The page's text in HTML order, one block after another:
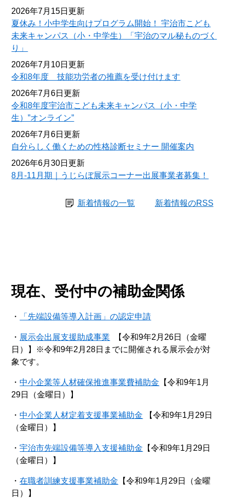
2026年7月15日更新
夏休み！小中学生向けプログラム開始！ 宇治市こども
未来キャンパス（小・中学生）「宇治のマル秘ものづく
り」
2026年7月10日更新
令和8年度 技能功労者の推薦を受け付けます
2026年7月6日更新
令和8年度宇治市こども未来キャンパス（小・中学
生）”オンライン”
2026年7月6日更新
自分らしく働くための性格診断セミナー 開催案内
2026年6月30日更新
8月-11月期｜うじらぼ展示コーナー出展事業者募集！
新着情報の一覧 新着情報のRSS
現在、受付中の補助金関係
・​ 「先端設備等導入計画」の認定申請
・​ 展示会出展支援助成事業 【令和9年2月26日（金曜
日）】※令和9年2月28日までに開催される展示会が対
象です。
・中小企業等人材確保推進事業費補助金 【令和9年1月
29日（金曜日）​】
・中小企業人材定着支援事業補助金 【令和9年1月29日
（金曜日）​】
・宇治市先端設備等導入支援補助金 【令和9年1月29日
（金曜日）​】
・在職者訓練支援事業補助金 【令和9年1月29日（金曜
日）】